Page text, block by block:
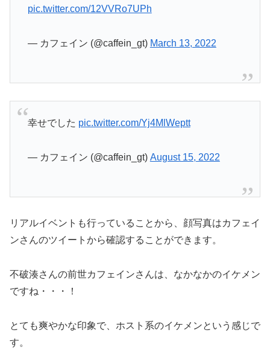
pic.twitter.com/12VVRo7UPh
— カフェイン (@caffein_gt) March 13, 2022
幸せでした pic.twitter.com/Yj4MlWeptt
— カフェイン (@caffein_gt) August 15, 2022
リアルイベントも行っていることから、顔写真はカフェイ
ンさんのツイートから確認することができます。
不破湊さんの前世カフェインさんは、なかなかのイケメン
ですね・・・！
とても爽やかな印象で、ホスト系のイケメンという感じで
す。